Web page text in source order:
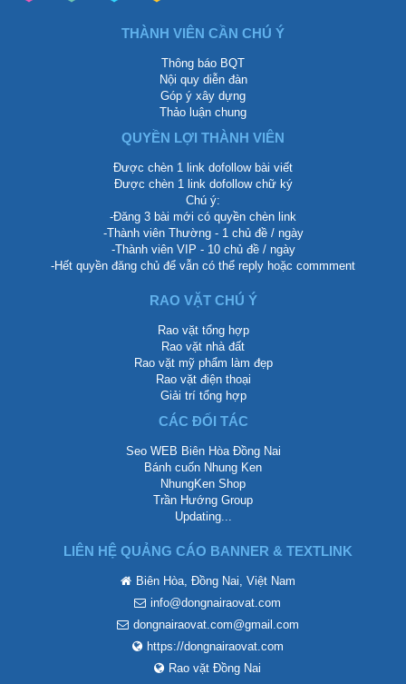
THÀNH VIÊN CẦN CHÚ Ý
Thông báo BQT
Nội quy diễn đàn
Góp ý xây dựng
Thảo luận chung
QUYỀN LỢI THÀNH VIÊN
Được chèn 1 link dofollow bài viết
Được chèn 1 link dofollow chữ ký
Chú ý:
-Đăng 3 bài mới có quyền chèn link
-Thành viên Thường - 1 chủ đề / ngày
-Thành viên VIP - 10 chủ đề / ngày
-Hết quyền đăng chủ để vẫn có thể reply hoặc commment
RAO VẶT CHÚ Ý
Rao vặt tổng hợp
Rao vặt nhà đất
Rao vặt mỹ phẩm làm đẹp
Rao vặt điện thoại
Giải trí tổng hợp
CÁC ĐỐI TÁC
Seo WEB Biên Hòa Đồng Nai
Bánh cuốn Nhung Ken
NhungKen Shop
Trần Hướng Group
Updating...
LIÊN HỆ QUẢNG CÁO BANNER & TEXTLINK
Biên Hòa, Đồng Nai, Việt Nam
info@dongnairaovat.com
dongnairaovat.com@gmail.com
https://dongnairaovat.com
Rao vặt Đồng Nai